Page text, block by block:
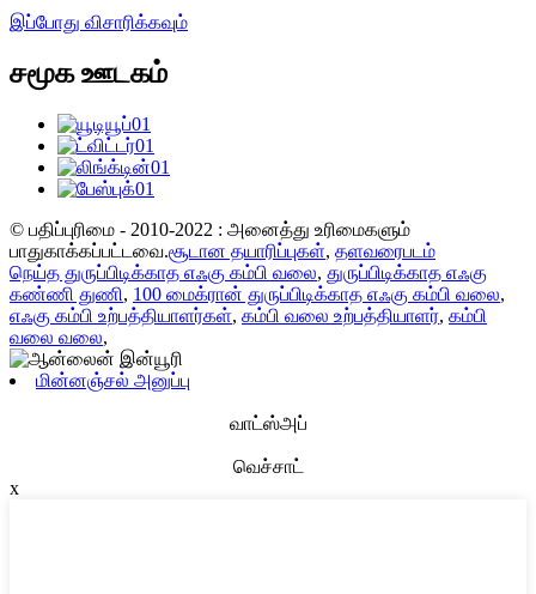
இப்போது விசாரிக்கவும்
சமூக ஊடகம்
© பதிப்புரிமை - 2010-2022 : அனைத்து உரிமைகளும்
பாதுகாக்கப்பட்டவை.சூடான தயாரிப்புகள், தளவரைபடம்
நெய்த துருப்பிடிக்காத எஃகு கம்பி வலை, துருப்பிடிக்காத எஃகு
கண்ணி துணி, 100 மைக்ரான் துருப்பிடிக்காத எஃகு கம்பி வலை,
எஃகு கம்பி உற்பத்தியாளர்கள், கம்பி வலை உற்பத்தியாளர், கம்பி
வலை வலை,
மின்னஞ்சல் அனுப்பு
வாட்ஸ்அப்
வெச்சாட்
x